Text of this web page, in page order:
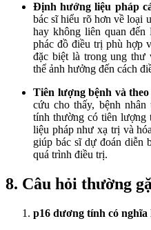
Định hướng liệu pháp
bác sĩ hiểu rõ hơn về loại
hay không liên quan
phác đồ điều trị phù hợp
đặc biệt là trong ung
thể ảnh hưởng đến cách
Tiên lượng bệnh và
cứu cho thấy, bệnh
tính thường có tiên lượng
liệu pháp như xạ trị và
giúp bác sĩ dự đoán diễn
quá trình điều trị.
8. Câu hỏi thường
p16 dương tính có